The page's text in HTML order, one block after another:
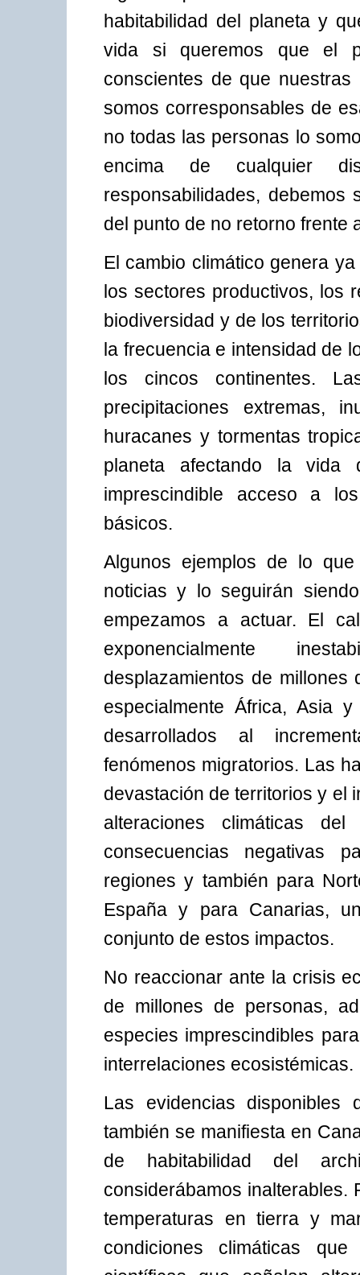
habitabilidad del planeta y
vida si queremos que el
conscientes de que
somos corresponsables de
no todas las personas lo
encima de cualquier
responsabilidades,
del punto de no retorno frente
El cambio climático genera
los sectores productivos, los
biodiversidad y de los
la frecuencia e intensidad de
los cincos continentes.
precipitaciones extremas,
huracanes y tormentas
planeta afectando la
imprescindible acceso a
básicos.
Algunos ejemplos de lo
noticias y lo seguirán
empezamos a actuar. El
exponencialmente
desplazamientos de
especialmente África, Asia
desarrollados al
fenómenos migratorios. Las
devastación de territorios y el
alteraciones climáticas
consecuencias negativas
regiones y también para
España y para Canarias,
conjunto de estos impactos.
No reaccionar ante la crisis
de millones de personas,
especies imprescindibles
interrelaciones ecosistémicas.
Las evidencias disponibles
también se manifiesta en
de habitabilidad del
considerábamos inalterables.
temperaturas en tierra y
condiciones climáticas